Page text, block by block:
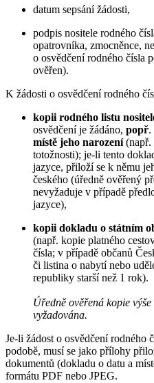
datum sepsání žádosti,
podpis nositele rodného
opatrovníka, zmocněnce,
o osvědčení rodného čísla
ověřen).
K žádosti o osvědčení rodného
kopii rodného listu
osvědčení je žádáno, popř.
místě jeho narození(např.
totožnosti); je-li tento
jazyce, přiloží se k němu
českého (úředně ověřený
nevyžaduje v případě
jazyce),
kopii dokladu o státním
(např. kopie platného
čísla; v případě občanů
či listina o nabytí nebo
republiky starší než 1 rok).
Úředně ověřená kopie
vyžadována.
Je-li žádost o osvědčení rodného
podobě, musí se jako přílohy
dokumentů (dokladu o datu a
formátu PDF nebo JPEG.